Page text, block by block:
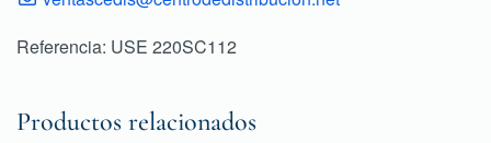
Referencia: USE 220SC112
Productos relacionados